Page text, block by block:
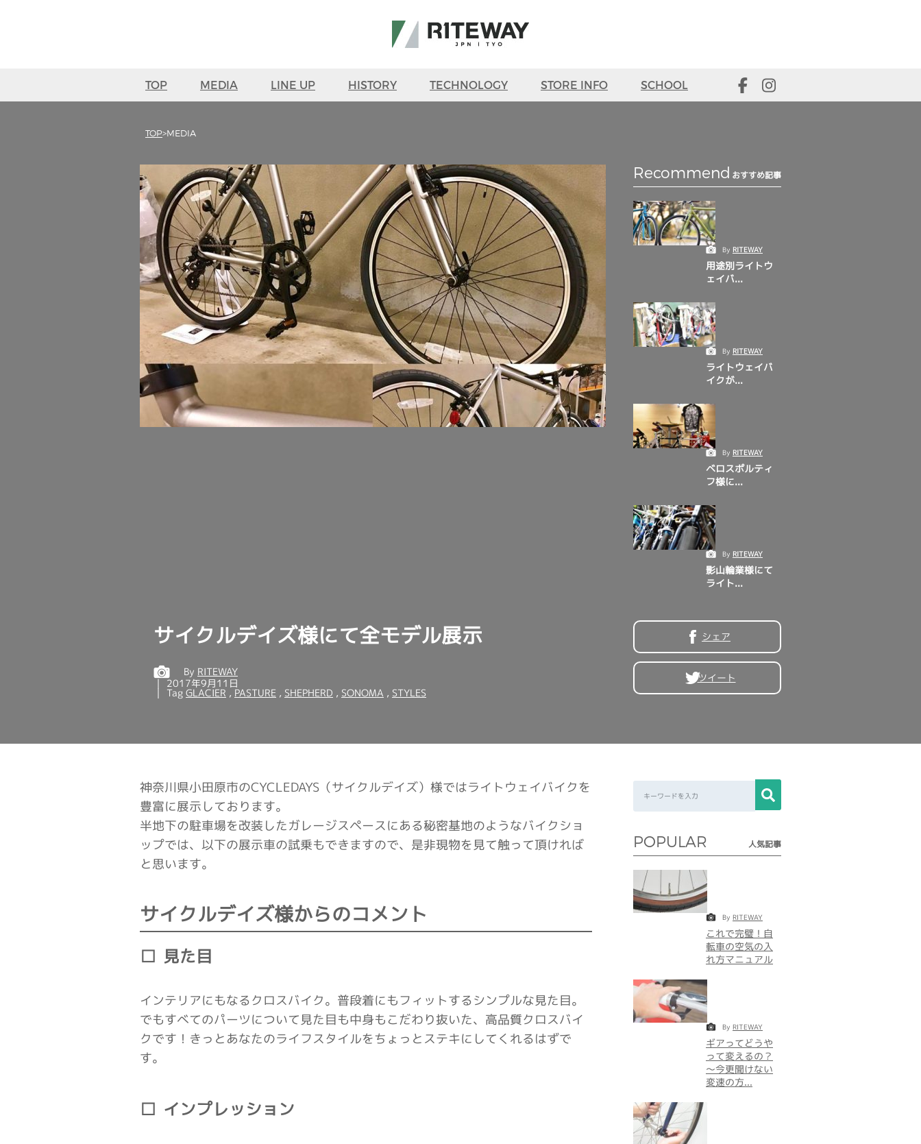
TOP MEDIA LINE UP HISTORY TECHNOLOGY STORE INFO SCHOOL
TOP MEDIA
Recommend おすすめ記事
By RITEWAY
用途別ライトウ
ェイバ...
By RITEWAY
ライトウェイバ
イクが...
By RITEWAY
ベロスポルティ
フ様に...
By RITEWAY
影山輪業様にて
ライト...
サイクルデイズ様にて全モデル展示
By RITEWAY
2017年9月11日
Tag GLACIER , PASTURE , SHEPHERD , SONOMA , STYLES
シェア
ツイート
神奈川県小田原市のCYCLEDAYS（サイクルデイズ）様ではライトウェイバイクを
豊富に展示しております。
半地下の駐車場を改装したガレージスペースにある秘密基地のようなバイクショ
ップでは、以下の展示車の試乗もできますので、是非現物を見て触って頂ければ
と思います。
サイクルデイズ様からのコメント
見た目
インテリアにもなるクロスバイク。普段着にもフィットするシンプルな見た目。
でもすべてのパーツについて見た目も中身もこだわり抜いた、高品質クロスバイ
クです！きっとあなたのライフスタイルをちょっとステキにしてくれるはずで
す。
インプレッション
POPULAR 人気記事
By RITEWAY
これで完璧！自
転車の空気の入
れ方マニュアル
By RITEWAY
ギアってどうや
って変えるの？
～今更聞けない
変速の方...